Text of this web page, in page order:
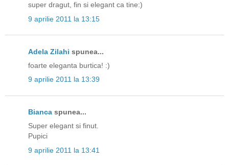
super dragut, fin si elegant ca tine:)
9 aprilie 2011 la 13:15
Adela Zilahi spunea...
foarte eleganta burtica! :)
9 aprilie 2011 la 13:39
Bianca spunea...
Super elegant si finut.
Pupici
9 aprilie 2011 la 13:41